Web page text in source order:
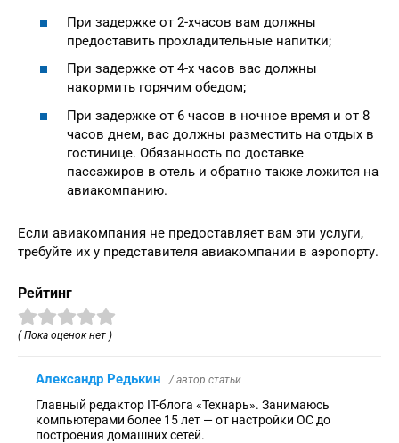
При задержке от 2-хчасов вам должны
предоставить прохладительные напитки;
При задержке от 4-х часов вас должны
накормить горячим обедом;
При задержке от 6 часов в ночное время и от 8
часов днем, вас должны разместить на отдых в
гостинице. Обязанность по доставке
пассажиров в отель и обратно также ложится на
авиакомпанию.
Если авиакомпания не предоставляет вам эти услуги,
требуйте их у представителя авиакомпании в аэропорту.
Рейтинг
( Пока оценок нет )
Александр Редькин / автор статьи
Главный редактор IT-блога «Технарь». Занимаюсь
компьютерами более 15 лет — от настройки ОС до
построения домашних сетей.